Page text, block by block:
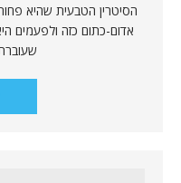
הסיטרין הטבעית שהיא
אדום-כתום כזה ולפעמים